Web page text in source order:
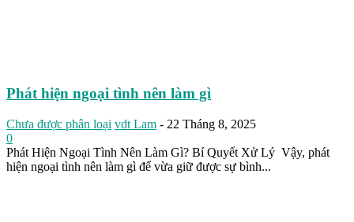
Phát hiện ngoại tình nên làm gì
Chưa được phân loại vdt Lam - 22 Tháng 8, 2025
0
Phát Hiện Ngoại Tình Nên Làm Gì? Bí Quyết Xử Lý Vậy, phát
hiện ngoại tình nên làm gì để vừa giữ được sự bình...